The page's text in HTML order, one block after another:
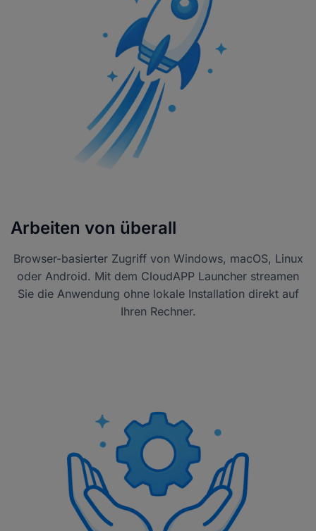
Arbeiten von überall
Browser-basierter Zugriff von Windows, macOS, Linux
oder Android. Mit dem CloudAPP Launcher streamen
Sie die Anwendung ohne lokale Installation direkt auf
Ihren Rechner.